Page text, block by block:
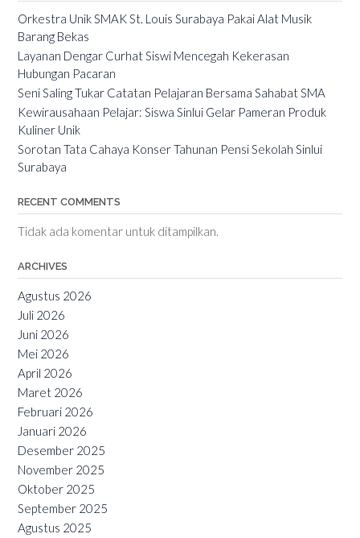
Orkestra Unik SMAK St. Louis Surabaya Pakai Alat Musik
Barang Bekas
Layanan Dengar Curhat Siswi Mencegah Kekerasan
Hubungan Pacaran
Seni Saling Tukar Catatan Pelajaran Bersama Sahabat SMA
Kewirausahaan Pelajar: Siswa Sinlui Gelar Pameran Produk
Kuliner Unik
Sorotan Tata Cahaya Konser Tahunan Pensi Sekolah Sinlui
Surabaya
RECENT COMMENTS
Tidak ada komentar untuk ditampilkan.
ARCHIVES
Agustus 2026
Juli 2026
Juni 2026
Mei 2026
April 2026
Maret 2026
Februari 2026
Januari 2026
Desember 2025
November 2025
Oktober 2025
September 2025
Agustus 2025